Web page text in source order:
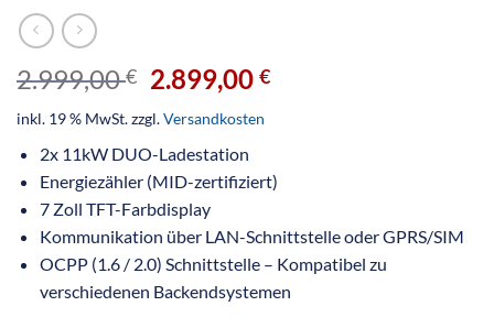
2.999,00€ 2.899,00€
inkl. 19 % MwSt.zzgl.Versandkosten
2x 11kW DUO-Ladestation
Energiezähler (MID-zertifiziert)
7 Zoll TFT-Farbdisplay
Kommunikation über LAN-Schnittstelle oder GPRS/SIM
OCPP (1.6 / 2.0) Schnittstelle – Kompatibel zu
verschiedenen Backendsystemen